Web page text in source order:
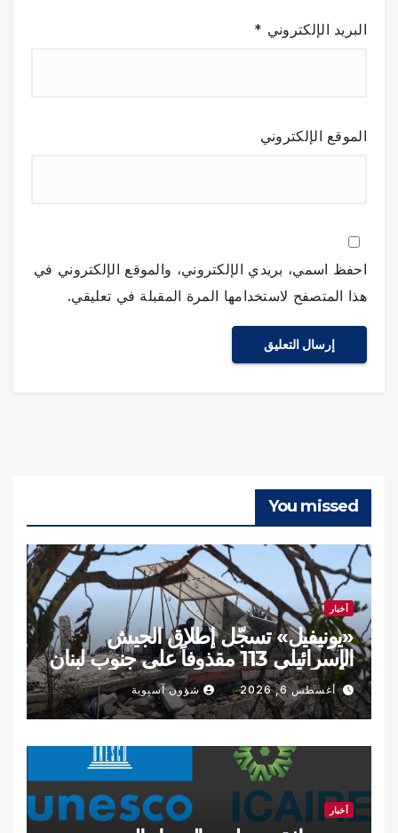
البريد الإلكتروني *
الموقع الإلكتروني
احفظ اسمي، بريدي الإلكتروني، والموقع الإلكتروني في
هذا المتصفح لاستخدامها المرة المقبلة في تعليقي.
You missed
أخبار
«يونيفيل» تسجّل إطلاق الجيش
الإسرائيلي 113 مقذوفاً على جنوب لبنان
الأربعاء
أغسطس 6, 2026 شؤون آسيوية
أخبار